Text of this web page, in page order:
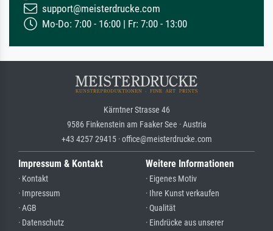
support@meisterdrucke.com
Mo-Do: 7:00 - 16:00 | Fr: 7:00 - 13:00
Kärntner Strasse 46
9586 Finkenstein am Faaker See · Austria
+43 4257 29415 · office@meisterdrucke.com
Impressum & Kontakt
· Kontakt
· Impressum
· AGB
· Datenschutz
Weitere Informationen
· Eigenes Motiv
· Ihre Kunst verkaufen
· Qualität
· Eindrücke aus unserer